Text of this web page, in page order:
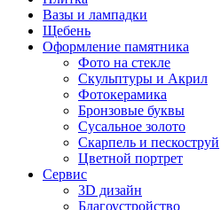
Вазы и лампадки
Щебень
Оформление памятника
Фото на стекле
Скульптуры и Акрил
Фотокерамика
Бронзовые буквы
Сусальное золото
Скарпель и пескоструй
Цветной портрет
Сервис
3D дизайн
Благоустройство